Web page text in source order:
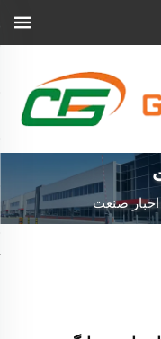
اخبار صنعت